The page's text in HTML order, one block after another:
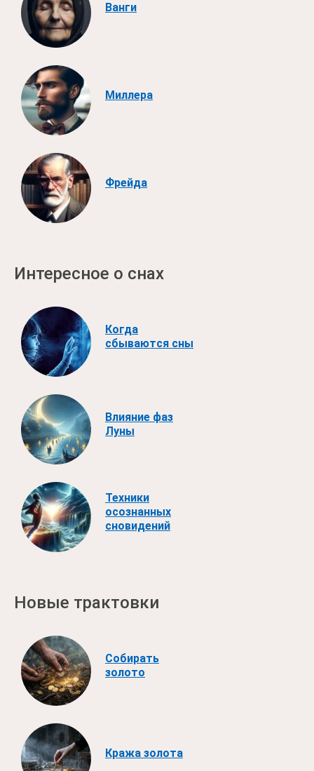
Ванги
Миллера
Фрейда
Интересное о снах
Когда
сбываются сны
Влияние фаз
Луны
Техники
осознанных
сновидений
Новые трактовки
Собирать
золото
Кража золота